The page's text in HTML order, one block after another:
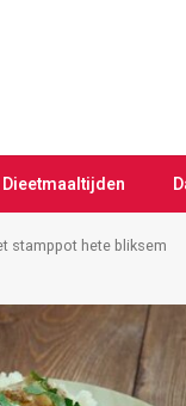
Dieetmaaltijden
stamppot hete bliksem